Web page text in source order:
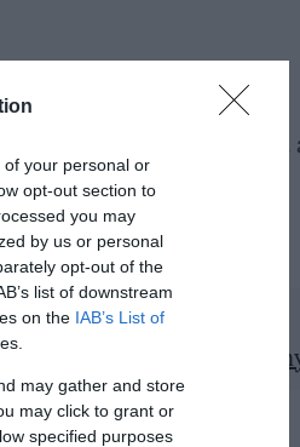
your personal or
opt-out section to
you may
by us or personal
opt-out of the
list of downstream
on the IAB’s List of
may gather and store
may click to grant or
specified purposes
megzavarni. Viszont
az előnye, mint a